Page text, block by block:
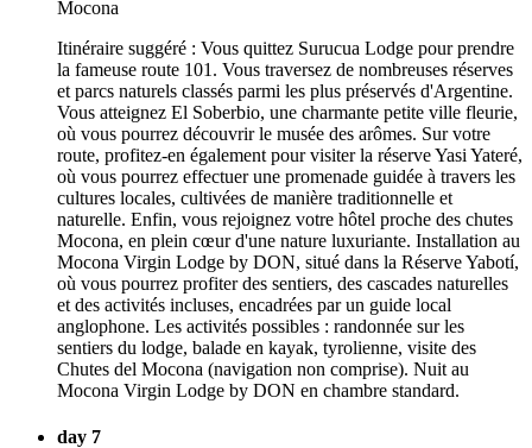
Itinéraire suggéré : Vous quittez Surucua Lodge pour prendre
la fameuse route 101. Vous traversez de nombreuses réserves
et parcs naturels classés parmi les plus préservés d'Argentine.
Vous atteignez El Soberbio, une charmante petite ville fleurie,
où vous pourrez découvrir le musée des arômes. Sur votre
route, profitez-en également pour visiter la réserve Yasi Yateré,
où vous pourrez effectuer une promenade guidée à travers les
cultures locales, cultivées de manière traditionnelle et
naturelle. Enfin, vous rejoignez votre hôtel proche des chutes
Mocona, en plein cœur d'une nature luxuriante. Installation au
Mocona Virgin Lodge by DON, situé dans la Réserve Yabotí,
où vous pourrez profiter des sentiers, des cascades naturelles
et des activités incluses, encadrées par un guide local
anglophone. Les activités possibles : randonnée sur les
sentiers du lodge, balade en kayak, tyrolienne, visite des
Chutes del Mocona (navigation non comprise). Nuit au
Mocona Virgin Lodge by DON en chambre standard.
day 7